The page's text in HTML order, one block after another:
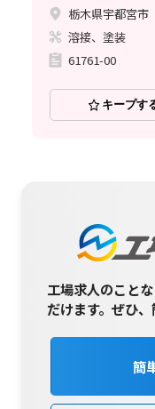
栃木県宇都宮市
溶接、塗装
61761-00
キープす
工場求人のこと
だけます。ぜひ、
簡